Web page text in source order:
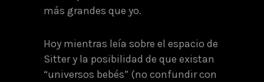
más grandes que yo.
Hoy mientras leía sobre el espacio de
Sitter y la posibilidad de que existan
“universos bebés” (no confundir con